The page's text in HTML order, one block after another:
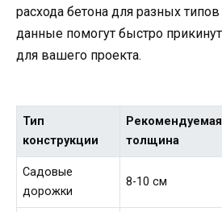
расхода бетона для разных
данные помогут быстро
для вашего проекта.
Тип
конструкции
Рекомендуемая
толщина
Садовые
дорожки
8-10 см